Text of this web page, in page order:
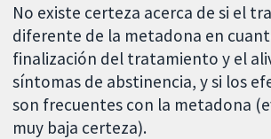
No existe certeza acerca de si el
diferente de la metadona en
finalización del tratamiento y el
síntomas de abstinencia, y si los
son frecuentes con la metadona
muy baja certeza).